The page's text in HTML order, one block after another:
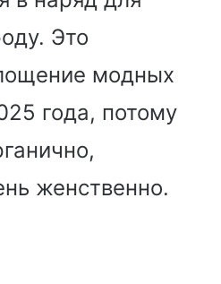
Это
модных
года, потому
женственно.